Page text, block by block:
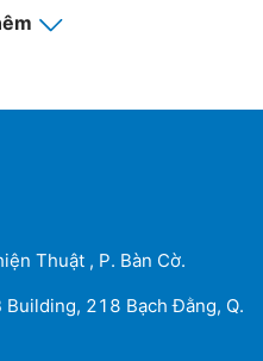
Thuật , P. Bàn Cờ.
Building, 218 Bạch Đằng, Q.